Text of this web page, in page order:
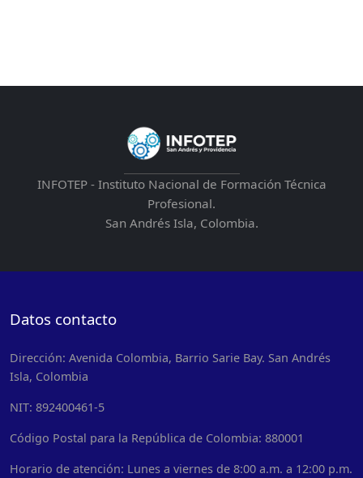
e
INFOTEP - Instituto Nacional de Formación Técnica
Profesional.
San Andrés Isla, Colombia.
Datos contacto
Dirección: Avenida Colombia, Barrio Sarie Bay. San Andrés
Isla, Colombia
NIT: 892400461-5
Código Postal para la República de Colombia: 880001
Horario de atención: Lunes a viernes de 8:00 a.m. a 12:00 p.m.